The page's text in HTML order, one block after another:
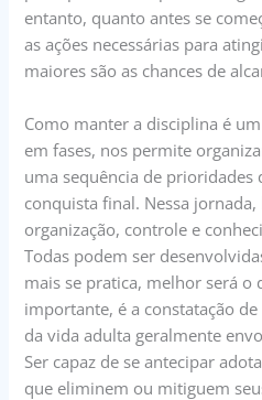
entanto, quanto antes se
as ações necessárias para
maiores são as chances de
Como manter a disciplina é
em fases, nos permite
uma sequência de prioridades
conquista final. Nessa
organização, controle e
Todas podem ser
mais se pratica, melhor será o
importante, é a constatação
da vida adulta geralmente
Ser capaz de se antecipar
que eliminem ou mitiguem